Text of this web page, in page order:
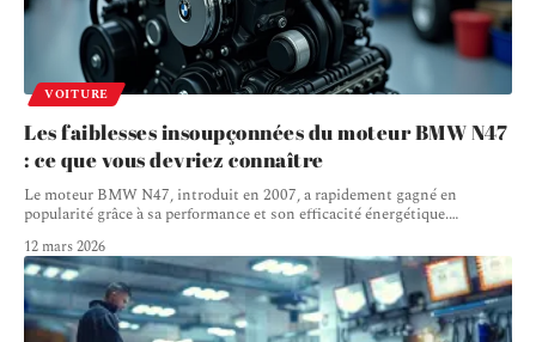
VOITURE
Les faiblesses insoupçonnées du moteur BMW N47
: ce que vous devriez connaître
Le moteur BMW N47, introduit en 2007, a rapidement gagné en
popularité grâce à sa performance et son efficacité énergétique.…
12 mars 2026